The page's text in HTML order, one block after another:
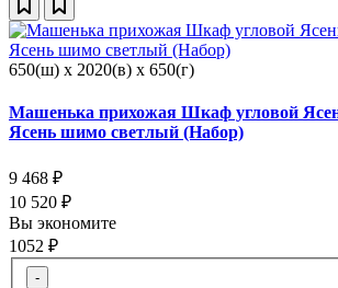
650(ш) x 2020(в) x 650(г)
Машенька прихожая Шкаф угловой
Ясень шимо светлый (Набор)
9 468 ₽
10 520 ₽
Вы экономите
1052 ₽
-